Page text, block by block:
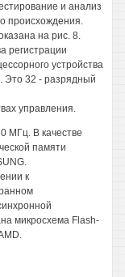
и анализ
происхождения.
на рис. 8.
регистрации
устройства
Это 32 - разрядный
управления.
МГц. В качестве
памяти
к
микросхема Flash-